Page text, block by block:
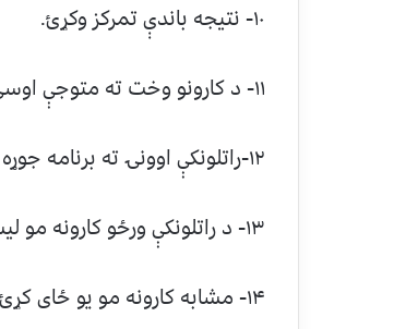
۱۰- نتیجه باندې تمرکز وکړئ.
۱۱- د کارونو وخت ته متوجې اوسئ.
۱۲-راتلونکې اوونۍ ته برنامه جوړه کړئ.
۱۳- د راتلونکې ورځو کارونه مو لیست کړئ.
۱۴- مشابه کارونه مو یو ځای کړئ.